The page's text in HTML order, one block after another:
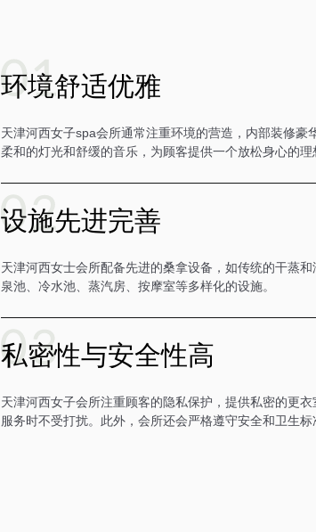
环境舒适优雅
天津河西女子spa会所通常注重环境的营造，内部装修豪
柔和的灯光和舒缓的音乐，为顾客提供一个放松身心的理
设施先进完善
天津河西女士会所配备先进的桑拿设备，如传统的干蒸
泉池、冷水池、蒸汽房、按摩室等多样化的设施。
私密性与安全性高
天津河西女子会所注重顾客的隐私保护，提供私密的更
服务时不受打扰。此外，会所还会严格遵守安全和卫生标